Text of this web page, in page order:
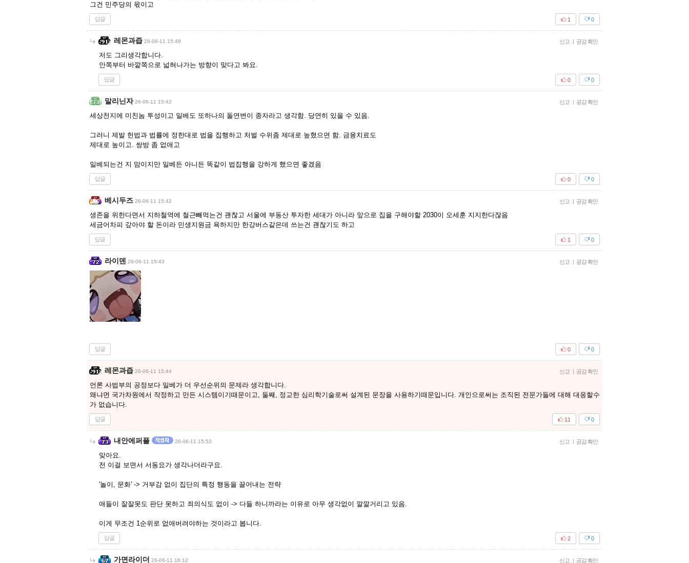
그건 민주당의 몫이고
답글 0
1
레몬과즙 26-06-11 15:49 신고 | 공감 확인
저도 그리생각합니다.
안쪽부터 바깥쪽으로 넓혀나가는 방향이 맞다고 봐요.
답글 0
0
말리닌자 26-06-11 15:42 신고 | 공감 확인
세상천지에 미친놈 투성이고 일베도 또하나의 돌연변이 종자라고 생각함. 당연히 있을 수 있음.
그러니 제발 헌법과 법률에 정한대로 법을 집행하고 처벌 수위좀 제대로 높혔으면 함. 금융치료도
제대로 높이고. 쌍방 좀 없애고
일베되는건 지 맘이지만 일베든 아니든 똑같이 법집행을 강하게 했으면 좋겠음
답글 0
0
베시두즈 26-06-11 15:42 신고 | 공감 확인
생존을 위한다면서 지하철역에 철근빼먹는건 괜찮고 서울에 부동산 투자한 세대가 아니라 앞으로 집을 구해야할 2030이 오세훈 지지한다잖음
세금어차피 갚아야 할 돈이라 민생지원금 욕하지만 한강버스같은데 쓰는건 괜찮기도 하고
답글 0
1
라이덴 26-06-11 15:43 신고 | 공감 확인
답글 0
0
레몬과즙 26-06-11 15:44 신고 | 공감 확인
언론 사법부의 공정보다 일베가 더 우선순위의 문제라 생각합니다.
왜냐면 국가차원에서 작정하고 만든 시스템이기때문이고, 둘째, 정교한 심리학기술로써 설계된 문장을 사용하기때문입니다. 개인으로써는 조직된 전문가들에 대해 대응할수
가 없습니다.
답글 0
11
내안에퍼플 26-06-11 15:52 신고 | 공감 확인
맞아요.
전 이걸 보면서 서동요가 생각나더라구요.
'놀이, 문화' -> 거부감 없이 집단의 특정 행동을 끌어내는 전략
애들이 잘잘못도 판단 못하고 죄의식도 없이 -> 다들 하니까라는 이유로 아무 생각없이 깔깔거리고 있음.
이게 무조건 1순위로 없애버려야하는 것이라고 봅니다.
답글 0
2
가면라이더 26-06-11 16:12 신고 | 공감 확인